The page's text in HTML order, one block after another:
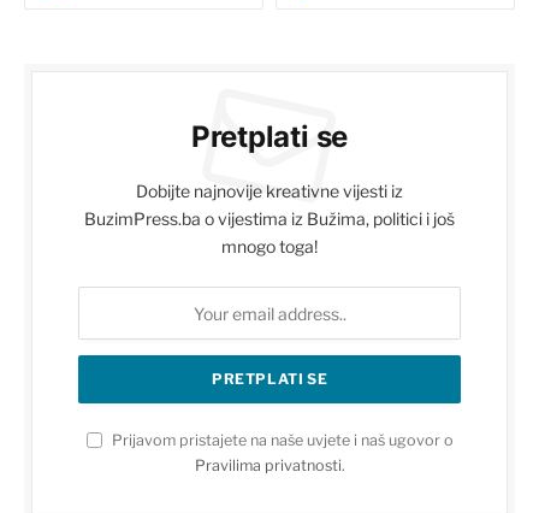
Pretplati se
Dobijte najnovije kreativne vijesti iz
BuzimPress.ba o vijestima iz Bužima, politici i još
mnogo toga!
Prijavom pristajete na naše uvjete i naš ugovor o
Pravilima privatnosti.